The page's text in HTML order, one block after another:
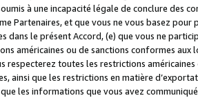
à une incapacité légale de conclure des
Partenaires, et que vous ne vous basez
dans le présent Accord, (e) que vous ne
américaines ou de sanctions conformes
respecterez toutes les restrictions
ainsi que les restrictions en matière
les informations que vous avez